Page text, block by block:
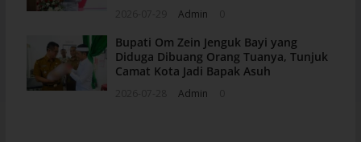
Admin
Bupati Om Zein Jenguk Bayi yang
Diduga Dibuang Orang Tuanya, Tunjuk
Camat Kota Jadi Bapak Asuh
Admin